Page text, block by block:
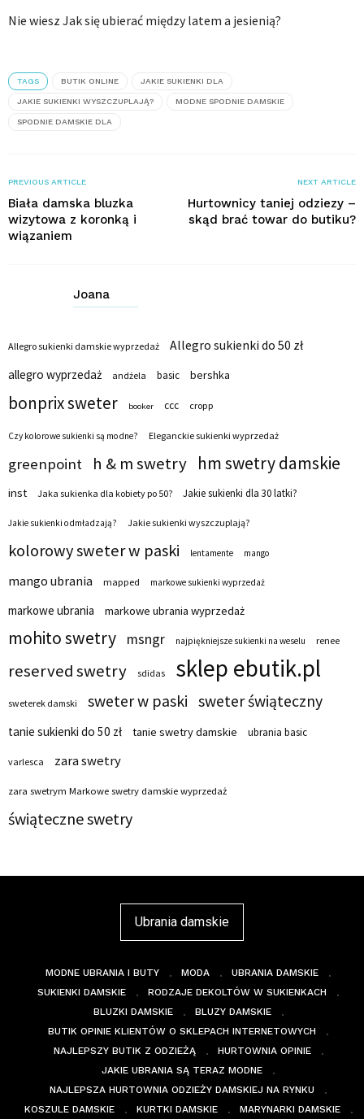
Nie wiesz Jak się ubierać między latem a jesienią?
TAGS BUTIK ONLINE JAKIE SUKIENKI DLA
JAKIE SUKIENKI WYSZCZUPLAJĄ? MODNE SPODNIE DAMSKIE
SPODNIE DAMSKIE DLA
PREVIOUS ARTICLE
Biała damska bluzka
wizytowa z koronką i
wiązaniem
NEXT ARTICLE
Hurtownicy taniej odziezy –
skąd brać towar do butiku?
Joana
Allegro sukienki damskie wyprzedaż
Allegro sukienki do 50 zł
allegro wyprzedaż
andżela basic bershka
bonprix sweter booker ccc cropp
Czy kolorowe sukienki są modne? Eleganckie sukienki wyprzedaż
greenpoint h & m swetry hm swetry damskie
inst Jaka sukienka dla kobiety po 50? Jakie sukienki dla 30 latki?
Jakie sukienki odmładzają? Jakie sukienki wyszczuplają?
kolorowy sweter w paski lentamente mango
mango ubrania mapped markowe sukienki wyprzedaż
markowe ubrania markowe ubrania wyprzedaż
mohito swetry msngr najpiękniejsze sukienki na weselu renee
reserved swetry sdidas sklep ebutik.pl
sweterek damski sweter w paski sweter świąteczny
tanie sukienki do 50 zł tanie swetry damskie ubrania basic
varlesca zara swetry
zara swetrym Markowe swetry damskie wyprzedaż
świąteczne swetry
Ubrania damskie
MODNE UBRANIA I BUTY MODA
UBRANIA DAMSKIE
SUKIENKI DAMSKIE
RODZAJE DEKOLTÓW W SUKIENKACH
BLUZKI DAMSKIE
BLUZY DAMSKIE
BUTIK OPINIE KLIENTÓW O SKLEPACH INTERNETOWYCH
NAJLEPSZY BUTIK Z ODZIEŻĄ
HURTOWNIA OPINIE
JAKIE UBRANIA SĄ TERAZ MODNE
NAJLEPSZA HURTOWNIA ODZIEŻY DAMSKIEJ NA RYNKU
KOSZULE DAMSKIE
KURTKI DAMSKIE MARYNARKI DAMSKIE